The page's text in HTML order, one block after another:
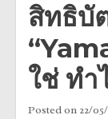
สิทธิบั
ใช่ ทำ
Posted on 22/